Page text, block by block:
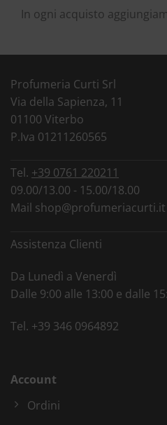
In ogni acquisto
Profumeria Curti Srl
Via della Sapienza, 11
01100 Viterbo
P.Iva 01211260565
Tel. +39 0761 220211
09.00/13.00 - 15.00/18.00
Mail shop@profumeriacurti.it
Assistenza Clienti
Da Lunedì a Venerdì
Dalle 9:00 alle 13:00 e dalle
Tel. +39 346 0964892
Account
Ordini